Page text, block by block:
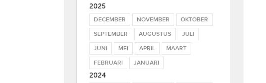
2025
DECEMBER NOVEMBER
OKTOBER
SEPTEMBER
AUGUSTUS
JULI
JUNI
MEI APRIL
MAART
FEBRUARI
JANUARI
2024